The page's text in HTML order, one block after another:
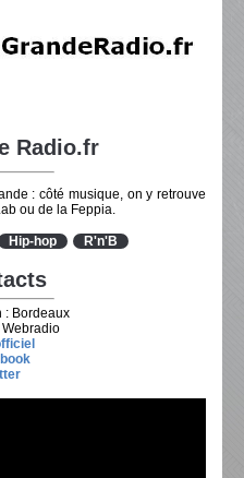
Radio.fr
: côté musique, on y retrouve
ou de la Feppia.
Hip-hop
R'n'B
: Bordeaux
Webradio